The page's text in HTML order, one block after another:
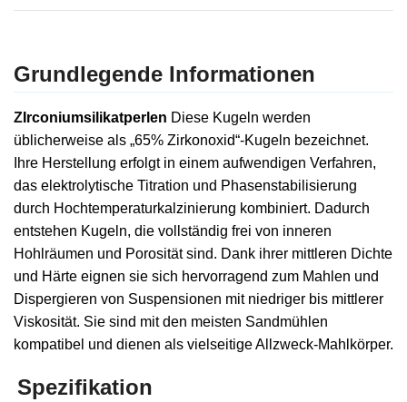
Grundlegende Informationen
Z Irconiumsilikatperlen Diese Kugeln werden
üblicherweise als „65% Zirkonoxid“-Kugeln bezeichnet.
Ihre Herstellung erfolgt in einem aufwendigen Verfahren,
das elektrolytische Titration und Phasenstabilisierung
durch Hochtemperaturkalzinierung kombiniert. Dadurch
entstehen Kugeln, die vollständig frei von inneren
Hohlräumen und Porosität sind. Dank ihrer mittleren Dichte
und Härte eignen sie sich hervorragend zum Mahlen und
Dispergieren von Suspensionen mit niedriger bis mittlerer
Viskosität. Sie sind mit den meisten Sandmühlen
kompatibel und dienen als vielseitige Allzweck-Mahlkörper.
Spezifikation